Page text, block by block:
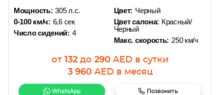
Мощность: 305 л.с.
0-100 км/ч: 6,6 сек
Число сидений: 4
Цвет: Черный
Цвет салона: Красный/
Черный
Макс. скорость: 250 км/ч
от 132 до 290 AED в сутки
3 960 AED в месяц
WhatsApp Позвонить